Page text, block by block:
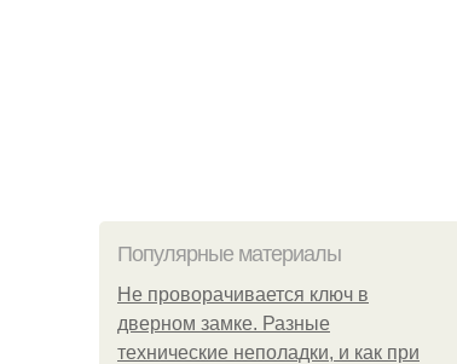
Популярные материалы
Не проворачивается ключ в
дверном замке. Разные
технические неполадки, и как при